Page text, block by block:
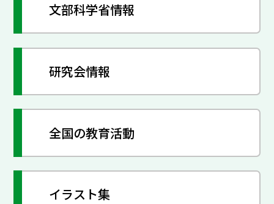
文部科学省情報
研究会情報
全国の教育活動
イラスト集